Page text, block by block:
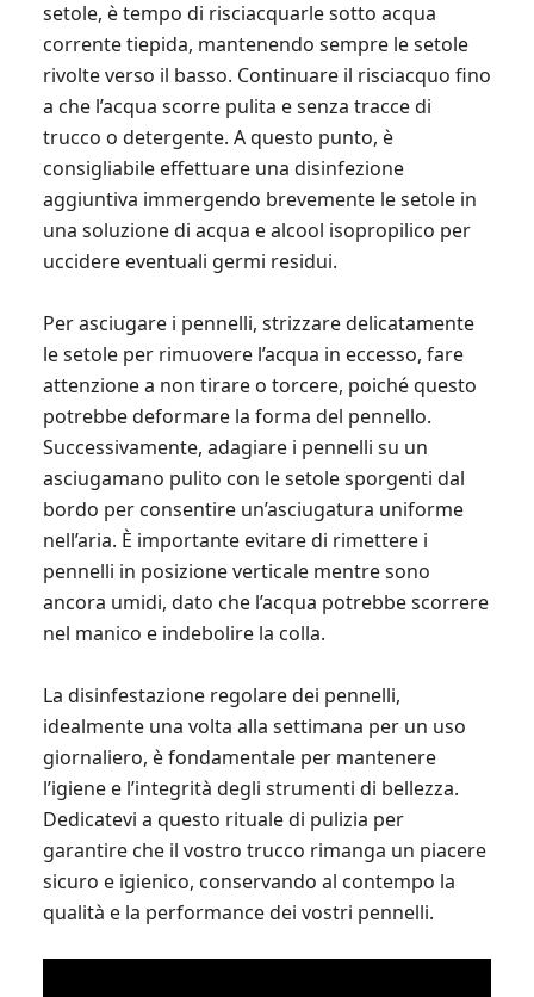
setole, è tempo di risciacquarle sotto acqua
corrente tiepida, mantenendo sempre le setole
rivolte verso il basso. Continuare il risciacquo fino
a che l’acqua scorre pulita e senza tracce di
trucco o detergente. A questo punto, è
consigliabile effettuare una disinfezione
aggiuntiva immergendo brevemente le setole in
una soluzione di acqua e alcool isopropilico per
uccidere eventuali germi residui.
Per asciugare i pennelli, strizzare delicatamente
le setole per rimuovere l’acqua in eccesso, fare
attenzione a non tirare o torcere, poiché questo
potrebbe deformare la forma del pennello.
Successivamente, adagiare i pennelli su un
asciugamano pulito con le setole sporgenti dal
bordo per consentire un’asciugatura uniforme
nell’aria. È importante evitare di rimettere i
pennelli in posizione verticale mentre sono
ancora umidi, dato che l’acqua potrebbe scorrere
nel manico e indebolire la colla.
La disinfestazione regolare dei pennelli,
idealmente una volta alla settimana per un uso
giornaliero, è fondamentale per mantenere
l’igiene e l’integrità degli strumenti di bellezza.
Dedicatevi a questo rituale di pulizia per
garantire che il vostro trucco rimanga un piacere
sicuro e igienico, conservando al contempo la
qualità e la performance dei vostri pennelli.